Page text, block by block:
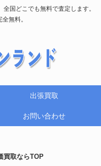
国どこでも無料で査定します。
無料。
出張買取
お問い合わせ
買取ならTOP